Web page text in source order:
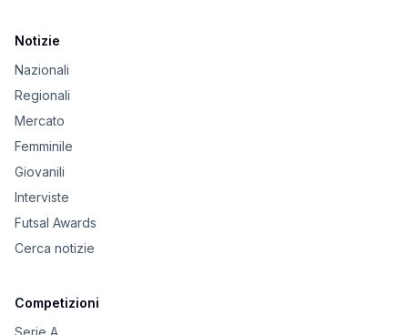
Notizie
Nazionali
Regionali
Mercato
Femminile
Giovanili
Interviste
Futsal Awards
Cerca notizie
Competizioni
Serie A